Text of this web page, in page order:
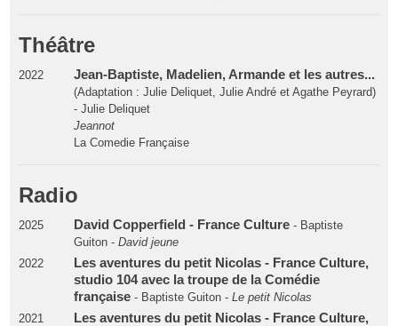
Théâtre
2022 Jean-Baptiste, Madelien, Armande et les autres...
(Adaptation : Julie Deliquet, Julie André et Agathe Peyrard)
- Julie Deliquet
Jeannot
La Comedie Française
Radio
2025 David Copperfield - France Culture - Baptiste
Guiton - David jeune
2022
Les aventures du petit Nicolas - France Culture,
studio 104 avec la troupe de la Comédie
française- Baptiste Guiton - Le petit Nicolas
2021
Les aventures du petit Nicolas - France Culture,